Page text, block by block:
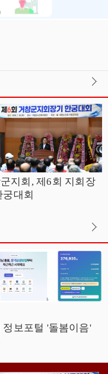
지회, 제6회 지회장
궁대회
정보포털 '돌봄이음'